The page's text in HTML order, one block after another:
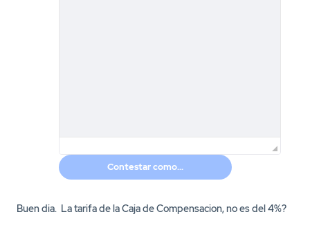
Contestar como...
Buen dia. La tarifa de la Caja de Compensacion, no es del 4%?